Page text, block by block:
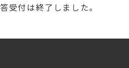
受付は終了しました。